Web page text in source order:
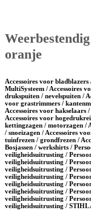
oranje
Accessoires voor
MultiSysteem / Accessoires
drukspuiten / nevelspuiten /
voor grastrimmers /
Accessoires voor hakselaars
Accessoires voor
kettingzagen / motorzagen /
/ snoeizagen / Accessoires
tuinfrezen / grondfrezen /
Bosjassen / werkshirts /
veiligheidsuitrusting /
veiligheidsuitrusting /
veiligheidsuitrusting /
veiligheidsuitrusting /
veiligheidsuitrusting /
veiligheidsuitrusting /
veiligheidsuitrusting /
veiligheidsuitrusting / STIHL